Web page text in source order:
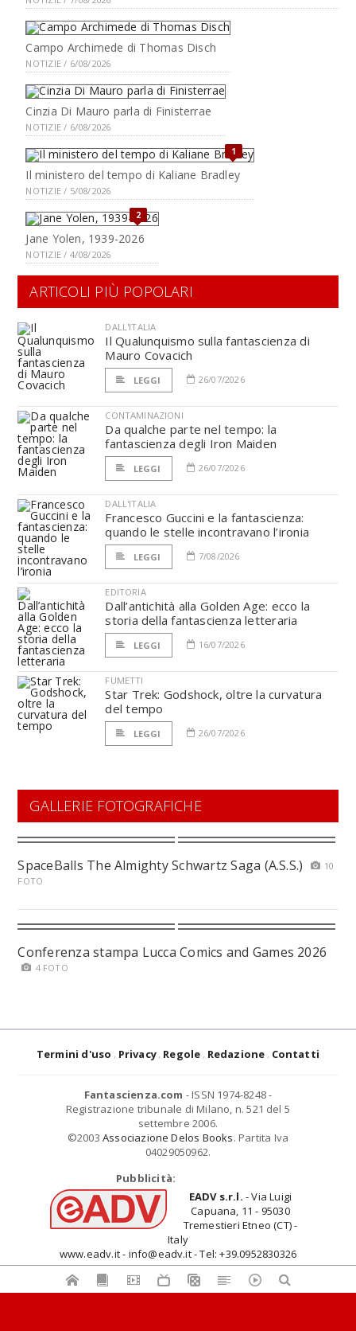
Campo Archimede di Thomas Disch
NOTIZIE / 6/08/2026
Cinzia Di Mauro parla di Finisterrae
NOTIZIE / 6/08/2026
1
Il ministero del tempo di Kaliane Bradley
NOTIZIE / 5/08/2026
2
Jane Yolen, 1939-2026
NOTIZIE / 4/08/2026
ARTICOLI PIÙ POPOLARI
DALL'ITALIA
Il Qualunquismo sulla fantascienza di
Mauro Covacich
LEGGI 26/07/2026
CONTAMINAZIONI
Da qualche parte nel tempo: la
fantascienza degli Iron Maiden
LEGGI 26/07/2026
DALL'ITALIA
Francesco Guccini e la fantascienza:
quando le stelle incontravano l’ironia
LEGGI 7/08/2026
EDITORIA
Dall’antichità alla Golden Age: ecco la
storia della fantascienza letteraria
LEGGI 16/07/2026
FUMETTI
Star Trek: Godshock, oltre la curvatura
del tempo
LEGGI 26/07/2026
GALLERIE FOTOGRAFICHE
SpaceBalls The Almighty Schwartz Saga (A.S.S.)
10
FOTO
Conferenza stampa Lucca Comics and Games 2026
4 FOTO
Termini d'uso Privacy Regole Redazione Contatti
Fantascienza.com - ISSN 1974-8248 -
Registrazione tribunale di Milano, n. 521 del 5
settembre 2006.
©2003 Associazione Delos Books. Partita Iva
04029050962.
Pubblicità:
EADV s.r.l. - Via Luigi
Capuana, 11 - 95030
Tremestieri Etneo (CT) -
Italy
www.eadv.it - info@eadv.it - Tel: +39.0952830326